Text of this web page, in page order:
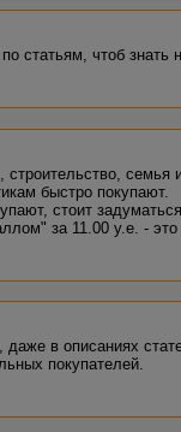
статьям, чтоб знать
семья
быстро покупают.
стоит
за 11.00 у.е. -
в описаниях
покупателей.